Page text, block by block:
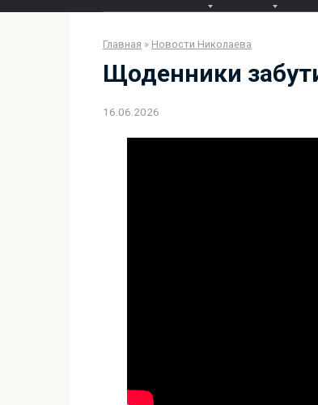
Главная » Новости Николаева
Щоденники
16.06.2026